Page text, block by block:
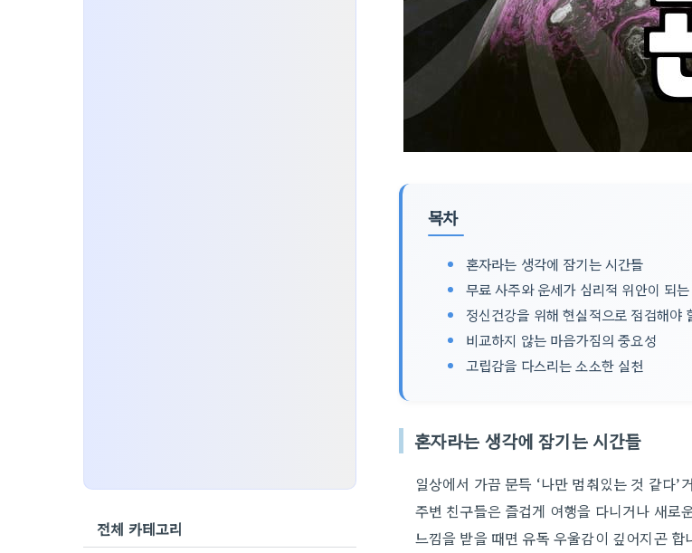
목차
혼자라는 생각에 잠기는 시간들
무료 사주와 운세가 심리적 위안이 되
정신건강을 위해 현실적으로 점검해야
비교하지 않는 마음가짐의 중요성
고립감을 다스리는 소소한 실천
혼자라는 생각에 잠기는 시간들
일상에서 가끔 문득 ‘나만 멈춰있는 것 같다
주변 친구들은 즐겁게 여행을 다니거나 새
느낌을 받을 때면 유독 우울감이 깊어지곤
전체 카테고리